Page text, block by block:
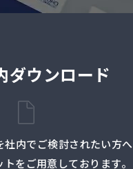
ダウンロード
社内でご検討されたい方へ
をご用意しております。